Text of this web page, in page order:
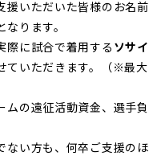
援いただいた皆様のお名前
なります。
際に試合で着用する ソサイ
ていただきます。
（※最大
の遠征活動資金、選手負
ない方も、何卒ご支援のほ